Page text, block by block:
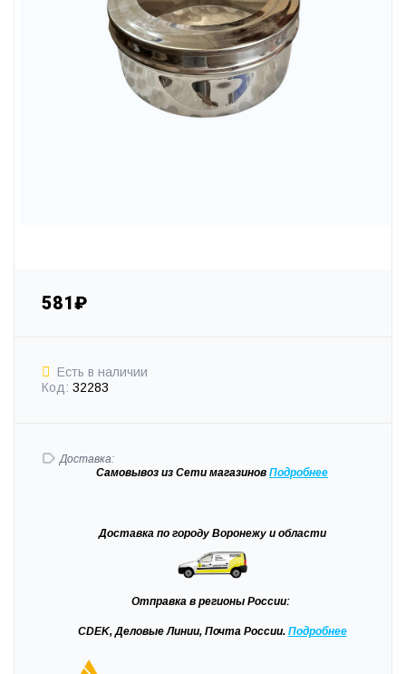
581₽
Есть в наличии
Код: 32283
Доставка:
Самовывоз из Сети магазинов Подробнее
Доставка по городу Воронежу и области
Отправка в регионы России:
CDEK, Деловые Линии, Почта России. Подробнее